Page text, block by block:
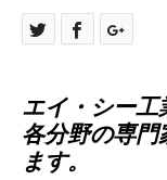
エイ・シー工
各分野の専門
ます。